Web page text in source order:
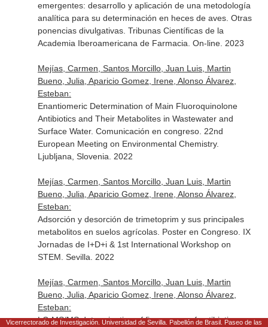
emergentes: desarrollo y aplicación de una metodología
analítica para su determinación en heces de aves. Otras
ponencias divulgativas. Tribunas Científicas de la
Academia Iberoamericana de Farmacia. On-line. 2023
Mejías, Carmen, Santos Morcillo, Juan Luis, Martin
Bueno, Julia, Aparicio Gomez, Irene, Alonso Álvarez,
Esteban:
Enantiomeric Determination of Main Fluoroquinolone
Antibiotics and Their Metabolites in Wastewater and
Surface Water. Comunicación en congreso. 22nd
European Meeting on Environmental Chemistry.
Ljubljana, Slovenia. 2022
Mejías, Carmen, Santos Morcillo, Juan Luis, Martin
Bueno, Julia, Aparicio Gomez, Irene, Alonso Álvarez,
Esteban:
Adsorción y desorción de trimetoprim y sus principales
metabolitos en suelos agrícolas. Poster en Congreso. IX
Jornadas de I+D+i & 1st International Workshop on
STEM. Sevilla. 2022
Mejías, Carmen, Santos Morcillo, Juan Luis, Martin
Bueno, Julia, Aparicio Gomez, Irene, Alonso Álvarez,
Esteban:
LC-MS/MS determination of five groups of antibiotics
Vicerrectorado de Investigación. Universidad de Sevilla. Pabellón de Brasil. Paseo de las